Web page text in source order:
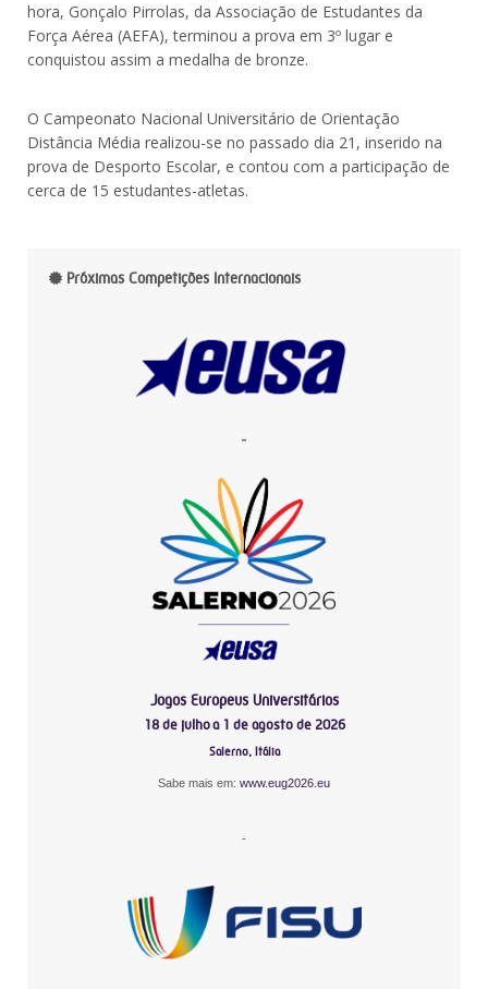
hora, Gonçalo Pirrolas, da Associação de Estudantes da
Força Aérea (AEFA), terminou a prova em 3º lugar e
conquistou assim a medalha de bronze.
O Campeonato Nacional Universitário de Orientação
Distância Média realizou-se no passado dia 21, inserido na
prova de Desporto Escolar, e contou com a participação de
cerca de 15 estudantes-atletas.
Próximas Competições Internacionais
-
Jogos Europeus Universitários
18 de julho a 1 de agosto de 2026
Salerno, Itália
Sabe mais em: www.eug2026.eu
-